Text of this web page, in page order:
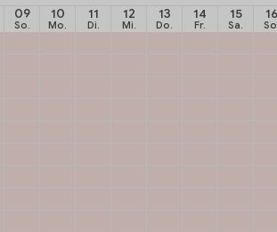
09
So.
10
Mo.
11
Di.
12
Mi.
13
Do.
14
Fr.
15
Sa.
16